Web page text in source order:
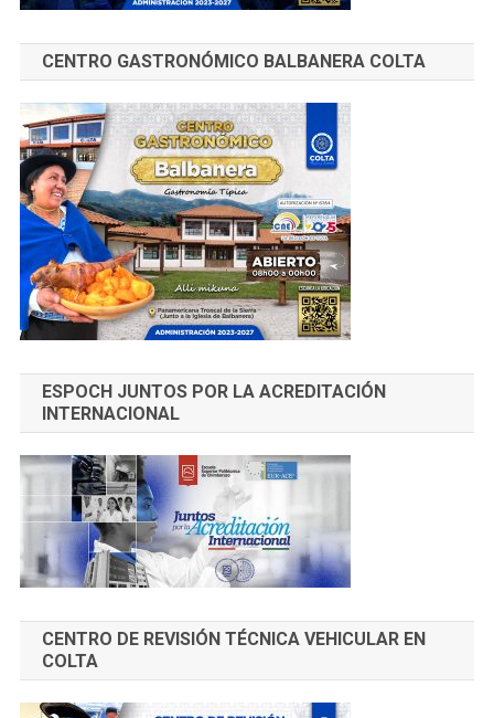
CENTRO GASTRONÓMICO BALBANERA COLTA
ESPOCH JUNTOS POR LA ACREDITACIÓN
INTERNACIONAL
CENTRO DE REVISIÓN TÉCNICA VEHICULAR EN
COLTA